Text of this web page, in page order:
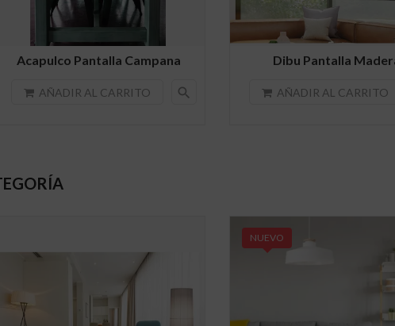
Acapulco Pantalla Campana
AÑADIR AL CARRITO search
Dibu Pantalla
AÑADIR AL CARRITO
NUEVO